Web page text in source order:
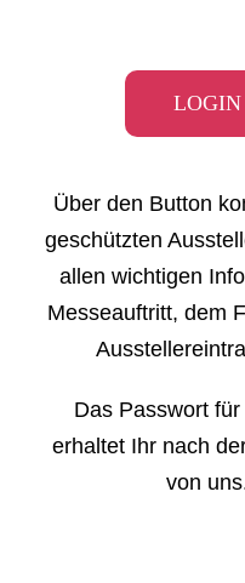
LOGIN
Über den Button
geschützten
allen wichtigen
Messeauftritt, dem
Das Passwort
erhaltet Ihr nach
von